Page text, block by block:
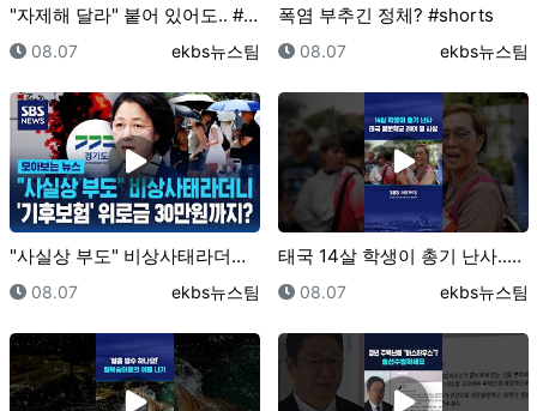
"자제해 달라" 붙어 있어도.. #shorts
등록일
08.07 등록자
ekbs뉴스팀
폭염 부추긴 정체? #shorts
등록일
08.07 등록자
ekbs뉴스팀
"사실상 부도" 비상사태라더니 ..'기후보험' 위로금 …
등록일
08.07 등록자
ekbs뉴스팀
태국 14살 학생이 총기 난사..20여 명 사상 #sh…
등록일
08.07 등록자
ekbs뉴스팀